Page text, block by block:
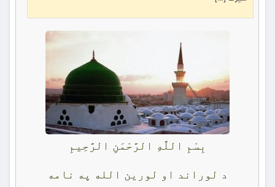
بِسْمِ اللَّهِ الرَّحْمَنِ الرَّحِيمِ
د لوراند او لورین الله په نامه